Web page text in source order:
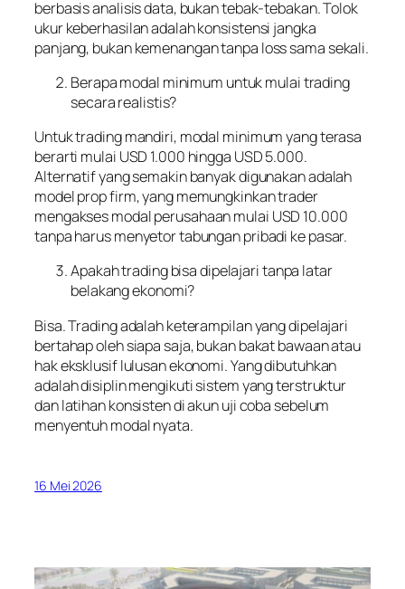
berbasis analisis data, bukan tebak-tebakan. Tolok
ukur keberhasilan adalah konsistensi jangka
panjang, bukan kemenangan tanpa loss sama sekali.
Berapa modal minimum untuk mulai trading
secara realistis?
Untuk trading mandiri, modal minimum yang terasa
berarti mulai USD 1.000 hingga USD 5.000.
Alternatif yang semakin banyak digunakan adalah
model prop firm, yang memungkinkan trader
mengakses modal perusahaan mulai USD 10.000
tanpa harus menyetor tabungan pribadi ke pasar.
Apakah trading bisa dipelajari tanpa latar
belakang ekonomi?
Bisa. Trading adalah keterampilan yang dipelajari
bertahap oleh siapa saja, bukan bakat bawaan atau
hak eksklusif lulusan ekonomi. Yang dibutuhkan
adalah disiplin mengikuti sistem yang terstruktur
dan latihan konsisten di akun uji coba sebelum
menyentuh modal nyata.
16 Mei 2026